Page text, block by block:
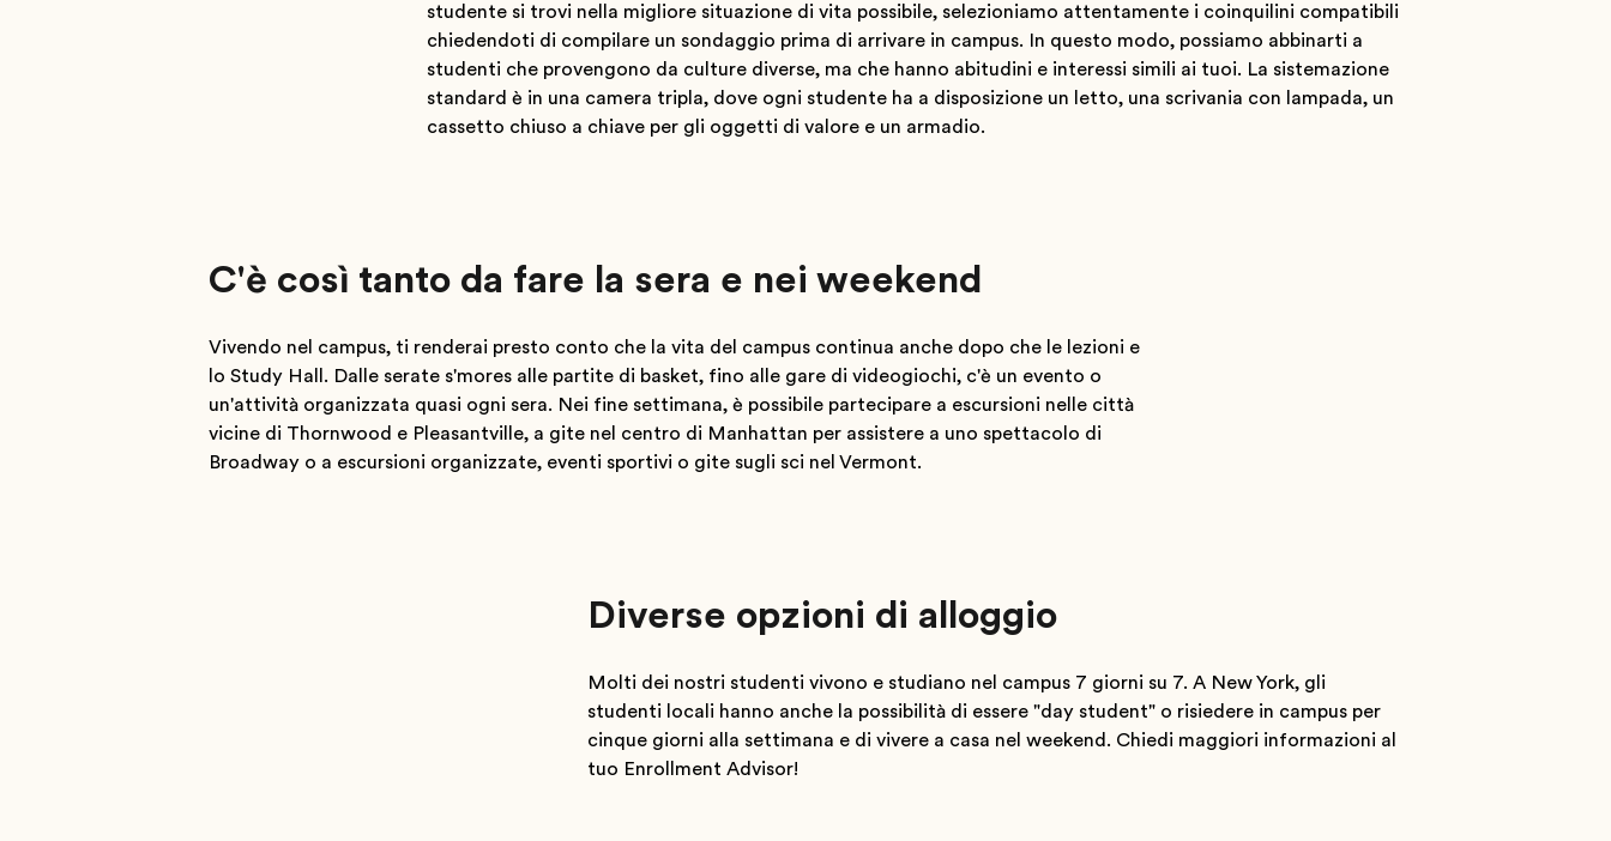
studente si trovi nella migliore situazione di vita possibile, selezioniamo attentamente i coinquilini compatibili
chiedendoti di compilare un sondaggio prima di arrivare in campus. In questo modo, possiamo abbinarti a
studenti che provengono da culture diverse, ma che hanno abitudini e interessi simili ai tuoi. La sistemazione
standard è in una camera tripla, dove ogni studente ha a disposizione un letto, una scrivania con lampada, un
cassetto chiuso a chiave per gli oggetti di valore e un armadio.
C'è così tanto da fare la sera e nei weekend
Vivendo nel campus, ti renderai presto conto che la vita del campus continua anche dopo che le lezioni e
lo Study Hall. Dalle serate s'mores alle partite di basket, fino alle gare di videogiochi, c'è un evento o
un'attività organizzata quasi ogni sera. Nei fine settimana, è possibile partecipare a escursioni nelle città
vicine di Thornwood e Pleasantville, a gite nel centro di Manhattan per assistere a uno spettacolo di
Broadway o a escursioni organizzate, eventi sportivi o gite sugli sci nel Vermont.
Diverse opzioni di alloggio
Molti dei nostri studenti vivono e studiano nel campus 7 giorni su 7. A New York, gli
studenti locali hanno anche la possibilità di essere "day student" o risiedere in campus per
cinque giorni alla settimana e di vivere a casa nel weekend. Chiedi maggiori informazioni al
tuo Enrollment Advisor!